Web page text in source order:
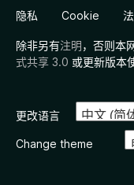
隐私 Cookie
除非另有注明，否则本
式共享 3.0 或更新版本
更改语言
Change theme